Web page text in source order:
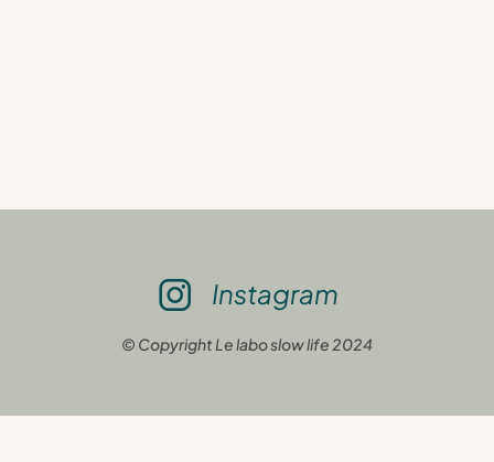
Instagram
© Copyright Le labo slow life 2024